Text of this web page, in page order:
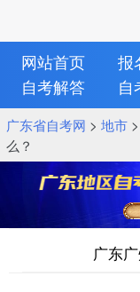
网站首页 报
自考解答
自
广东省自考网 > 地市>
么？
广东